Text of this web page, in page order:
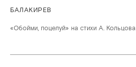
БАЛАКИРЕВ
«Обойми, поцелуй» на стихи А. Кольцова